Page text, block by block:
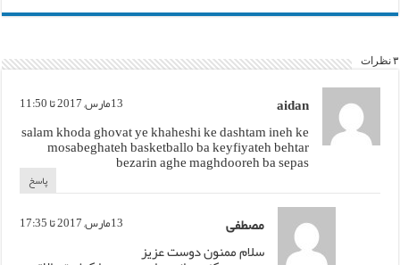
۳ نظرات
aidan 13مارس, 2017 تا 11:50
salam khoda ghovat ye khaheshi ke dashtam ineh ke
mosabeghateh basketballo ba keyfiyateh behtar
bezarin aghe maghdooreh ba sepas
پاسخ
مصطفی 13مارس, 2017 تا 17:35
سلام ممنون دوست عزیز